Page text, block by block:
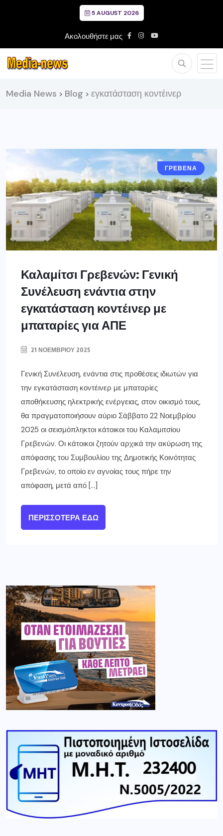
5 AUGUST 2026
Ακολουθήστε μας
Media News > Blog > εγκατάσταση κοντέινερ
ΓΡΕΒΕΝΑ
Καλαμίτσι Γρεβενών: Γενική
Συνέλευση ενάντια στην
εγκατάσταση κοντέινερ με
μπαταρίες για ΑΠΕ
21 ΝΟΕΜΒΡΊΟΥ 2025
Γενική Συνέλευση, ενάντια στις προθέσεις ιδιωτών για
την εγκατάσταση κοντέινερ με μπαταρίες
αποθήκευσης ηλεκτρικής ενέργειας, στον οικισμό τους,
θα πραγματοποιήσουν αύριο Σάββατο 22 Νοεμβρίου
2025 οι σεισμόπληκτοι κάτοικοι του Καλαμιτσίου
Γρεβενών. Οι κάτοικοι ζητούν αρχικά την ακύρωση της
απόφασης του Συμβουλίου της Δημοτικής Κοινότητας
Γρεβενών, το οποίο εν αγνοίας τους πήρε την
απόφαση, μετά από […]
ΠΕΡΙΣΣΌΤΕΡΑ ΕΔΏ